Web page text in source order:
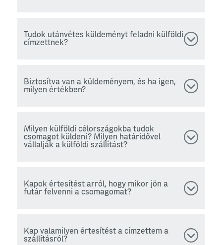
Tudok utánvétes küldeményt feladni külföldi
címzettnek?
Biztosítva van a küldeményem, és ha igen,
milyen értékben?
Milyen külföldi célországokba tudok
csomagot küldeni? Milyen határidővel
vállalják a külföldi szállítást?
Kapok értesítést arról, hogy mikor jön a
futár felvenni a csomagomat?
Kap valamilyen értesítést a címzettem a
szállításról?